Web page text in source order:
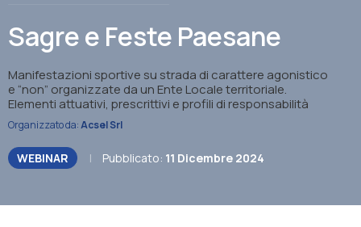
Sagre e Feste Paesane
Manifestazioni sportive su strada di carattere agonistico
e “non” organizzate da un Ente Locale territoriale.
Elementi attuativi, prescrittivi e profili di responsabilità
Organizzato da:Acsel Srl
WEBINAR | Pubblicato: 11 Dicembre 2024